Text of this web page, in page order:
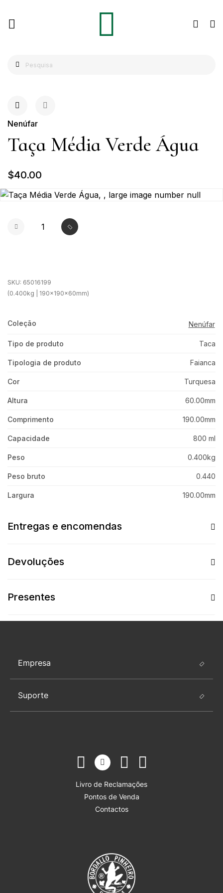
Nenúfar
Taça Média Verde Água
$40.00
SKU: 65016199
(0.400kg | 190x190x60mm)
Coleção Nenúfar
Tipo de produto Taca
Tipologia de produto Faianca
Cor Turquesa
Altura 60.00mm
Comprimento 190.00mm
Capacidade 800 ml
Peso 0.400kg
Peso bruto 0.440
Largura 190.00mm
Entregas e encomendas
Devoluções
Presentes
Empresa
Suporte
Livro de Reclamações
Pontos de Venda
Contactos